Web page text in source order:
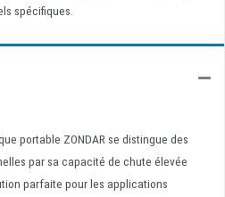
spécifiques.
portable ZONDAR se distingue des
par sa capacité de chute élevée
parfaite pour les applications